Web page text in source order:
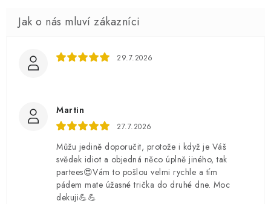
29.7.2026
Martin
27.7.2026
Můžu jedině doporučit, protože i když je Váš
svědek idiot a objedná něco úplně jiného, tak
partees😍Vám to pošlou velmi rychle a tím
pádem mate úžasné trička do druhé dne. Moc
dekuji💪💪